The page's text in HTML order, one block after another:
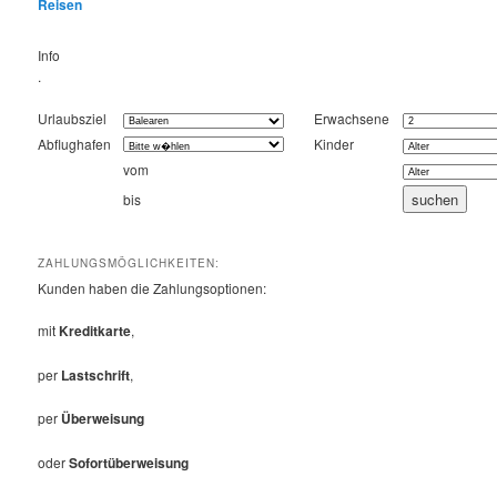
Reisen
Info
.
Urlaubsziel
Erwachsene
Abflughafen
Kinder
vom
bis
ZAHLUNGSMÖGLICHKEITEN:
Kunden haben die Zahlungsoptionen:
mitKreditkarte,
per Lastschrift,
per Überweisung
oderSofortüberweisung